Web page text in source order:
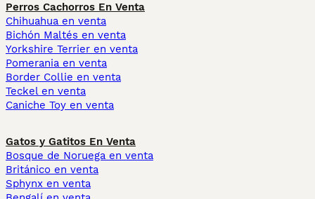
Perros Cachorros En Venta
Chihuahua en venta
Bichón Maltés en venta
Yorkshire Terrier en venta
Pomerania en venta
Border Collie en venta
Teckel en venta
Caniche Toy en venta
Gatos y Gatitos En Venta
Bosque de Noruega en venta
Británico en venta
Sphynx en venta